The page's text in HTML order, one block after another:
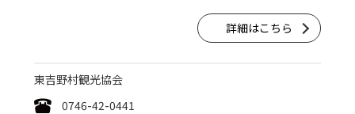
詳細はこちら
東吉野村観光協会
0746-42-0441